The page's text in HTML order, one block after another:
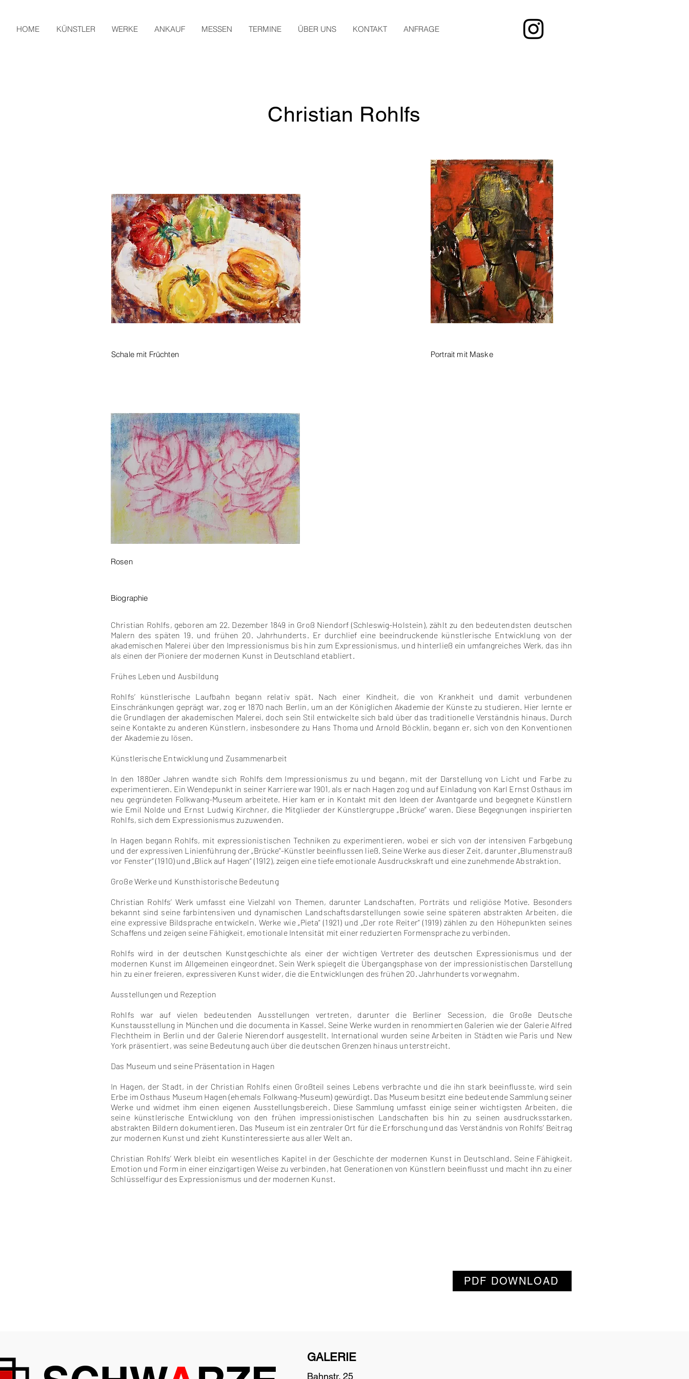
HOME KÜNSTLER WERKE ANKAUF MESSEN TERMINE ÜBER UNS KONTAKT ANFRAGE
Christian Rohlfs
Schale mit Früchten Portrait mit Maske
Rosen
Biographie
Christian Rohlfs, geboren am 22. Dezember 1849 in Groß Niendorf (Schleswig-Holstein), zählt zu den bedeutendsten deutschen
Malern des späten 19. und frühen 20. Jahrhunderts. Er durchlief eine beeindruckende künstlerische Entwicklung von der
akademischen Malerei über den Impressionismus bis hin zum Expressionismus, und hinterließ ein umfangreiches Werk, das ihn
als einen der Pioniere der modernen Kunst in Deutschland etabliert.
Frühes Leben und Ausbildung
Rohlfs’ künstlerische Laufbahn begann relativ spät. Nach einer Kindheit, die von Krankheit und damit verbundenen
Einschränkungen geprägt war, zog er 1870 nach Berlin, um an der Königlichen Akademie der Künste zu studieren. Hier lernte er
die Grundlagen der akademischen Malerei, doch sein Stil entwickelte sich bald über das traditionelle Verständnis hinaus. Durch
seine Kontakte zu anderen Künstlern, insbesondere zu Hans Thoma und Arnold Böcklin, begann er, sich von den Konventionen
der Akademie zu lösen.
Künstlerische Entwicklung und Zusammenarbeit
In den 1880er Jahren wandte sich Rohlfs dem Impressionismus zu und begann, mit der Darstellung von Licht und Farbe zu
experimentieren. Ein Wendepunkt in seiner Karriere war 1901, als er nach Hagen zog und auf Einladung von Karl Ernst Osthaus im
neu gegründeten Folkwang-Museum arbeitete. Hier kam er in Kontakt mit den Ideen der Avantgarde und begegnete Künstlern
wie Emil Nolde und Ernst Ludwig Kirchner, die Mitglieder der Künstlergruppe „Brücke“ waren. Diese Begegnungen inspirierten
Rohlfs, sich dem Expressionismus zuzuwenden.
In Hagen begann Rohlfs, mit expressionistischen Techniken zu experimentieren, wobei er sich von der intensiven Farbgebung
und der expressiven Linienführung der „Brücke“-Künstler beeinflussen ließ. Seine Werke aus dieser Zeit, darunter „Blumenstrauß
vor Fenster“ (1910) und „Blick auf Hagen“ (1912), zeigen eine tiefe emotionale Ausdruckskraft und eine zunehmende Abstraktion.
Große Werke und Kunsthistorische Bedeutung
Christian Rohlfs’ Werk umfasst eine Vielzahl von Themen, darunter Landschaften, Porträts und religiöse Motive. Besonders
bekannt sind seine farbintensiven und dynamischen Landschaftsdarstellungen sowie seine späteren abstrakten Arbeiten, die
eine expressive Bildsprache entwickeln. Werke wie „Pieta“ (1921) und „Der rote Reiter“ (1919) zählen zu den Höhepunkten seines
Schaffens und zeigen seine Fähigkeit, emotionale Intensität mit einer reduzierten Formensprache zu verbinden.
Rohlfs wird in der deutschen Kunstgeschichte als einer der wichtigen Vertreter des deutschen Expressionismus und der
modernen Kunst im Allgemeinen eingeordnet. Sein Werk spiegelt die Übergangsphase von der impressionistischen Darstellung
hin zu einer freieren, expressiveren Kunst wider, die die Entwicklungen des frühen 20. Jahrhunderts vorwegnahm.
Ausstellungen und Rezeption
Rohlfs war auf vielen bedeutenden Ausstellungen vertreten, darunter die Berliner Secession, die Große Deutsche
Kunstausstellung in München und die documenta in Kassel. Seine Werke wurden in renommierten Galerien wie der Galerie Alfred
Flechtheim in Berlin und der Galerie Nierendorf ausgestellt. International wurden seine Arbeiten in Städten wie Paris und New
York präsentiert, was seine Bedeutung auch über die deutschen Grenzen hinaus unterstreicht.
Das Museum und seine Präsentation in Hagen
In Hagen, der Stadt, in der Christian Rohlfs einen Großteil seines Lebens verbrachte und die ihn stark beeinflusste, wird sein
Erbe im Osthaus Museum Hagen (ehemals Folkwang-Museum) gewürdigt. Das Museum besitzt eine bedeutende Sammlung seiner
Werke und widmet ihm einen eigenen Ausstellungsbereich. Diese Sammlung umfasst einige seiner wichtigsten Arbeiten, die
seine künstlerische Entwicklung von den frühen impressionistischen Landschaften bis hin zu seinen ausdrucksstarken,
abstrakten Bildern dokumentieren. Das Museum ist ein zentraler Ort für die Erforschung und das Verständnis von Rohlfs’ Beitrag
zur modernen Kunst und zieht Kunstinteressierte aus aller Welt an.
Christian Rohlfs’ Werk bleibt ein wesentliches Kapitel in der Geschichte der modernen Kunst in Deutschland. Seine Fähigkeit,
Emotion und Form in einer einzigartigen Weise zu verbinden, hat Generationen von Künstlern beeinflusst und macht ihn zu einer
Schlüsselfigur des Expressionismus und der modernen Kunst.
PDF DOWNLOAD
GALERIE
Bahnstr. 25